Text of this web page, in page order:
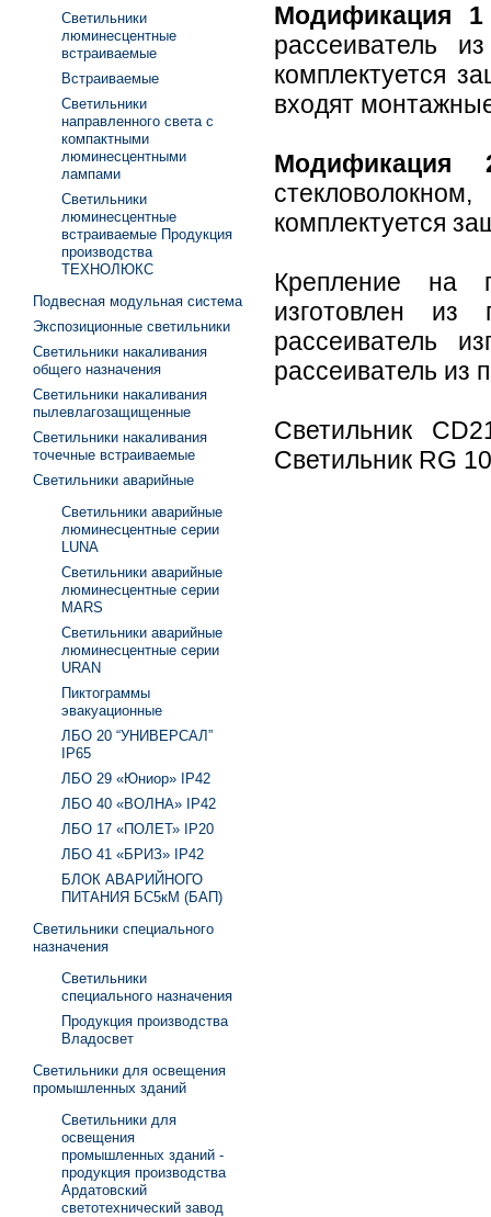
Модификация 1
рассеиватель
комплектуется
входят
Модификация
комплектуется
Крепление на
изготовлен
рассеиватель
рассеиватель из
Светильник
Светильник RG
Светильники
люминесцентные
встраиваемые
Встраиваемые
Светильники
направленного света с
компактными
люминесцентными
лампами
Светильники
люминесцентные
встраиваемые Продукция
производства
ТЕХНОЛЮКС
Подвесная модульная система
Экспозиционные светильники
Светильники накаливания
общего назначения
Светильники накаливания
пылевлагозащищенные
Светильники накаливания
точечные встраиваемые
Светильники аварийные
Светильники аварийные
люминесцентные серии
LUNA
Светильники аварийные
люминесцентные серии
MARS
Светильники аварийные
люминесцентные серии
URAN
Пиктограммы
эвакуационные
ЛБО 20 “УНИВЕРСАЛ”
IP65
ЛБО 29 «Юниор» IP42
ЛБО 40 «ВОЛНА» IP42
ЛБО 17 «ПОЛЕТ» IP20
ЛБО 41 «БРИЗ» IP42
БЛОК АВАРИЙНОГО
ПИТАНИЯ БС5кМ (БАП)
Светильники специального
назначения
Светильники
специального назначения
Продукция производства
Владосвет
Светильники для освещения
промышленных зданий
Светильники для
освещения
промышленных зданий -
продукция производства
Ардатовский
светотехнический завод